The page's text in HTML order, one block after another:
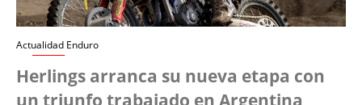
Actualidad Enduro
Herlings arranca su nueva etapa con
un triunfo trabajado en Argentina